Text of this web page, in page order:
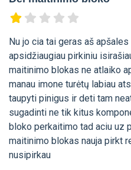
Nu jo cia tai geras aš
apsidžiaugiau pirkiniu
maitinimo blokas ne atlaiko
manau imone turėtų labiau
taupyti pinigus ir deti tam
sugadinti ne tik kitus
bloko perkaitimo tad aciu uz
maitinimo blokas nauja pirkt
nusipirkau